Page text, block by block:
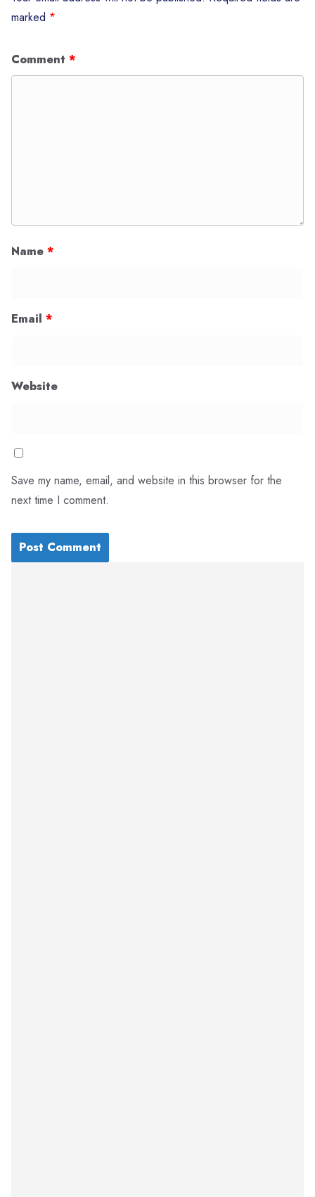
marked *
Comment *
Name *
Email *
Website
Save my name, email, and website in this browser for the
next time I comment.